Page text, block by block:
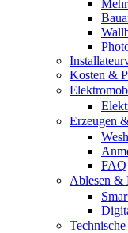
Kosten &
Erzeugen
FAQ
Ablesen &